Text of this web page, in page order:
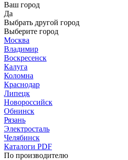
Ваш город
Да
Выбрать другой город
Выберите город
Москва
Владимир
Воскресенск
Калуга
Коломна
Краснодар
Липецк
Новороссийск
Обнинск
Рязань
Электросталь
Челябинск
Каталоги PDF
По производителю